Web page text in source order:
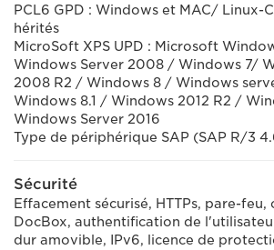
PCL6 GPD : Windows et MAC/ Linux-
hérités
MicroSoft XPS UPD : Microsoft
Windows Server 2008 / Windows 7/
2008 R2 / Windows 8 / Windows
Windows 8.1 / Windows 2012 R2 /
Windows Server 2016
Type de périphérique SAP (SAP R/3
Sécurité
Effacement sécurisé, HTTPs, pare-feu,
DocBox, authentification de
dur amovible, IPv6, licence de